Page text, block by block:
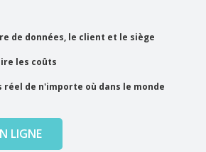
de données, le client et le siège
les coûts
de n'importe où dans le monde
LIGNE